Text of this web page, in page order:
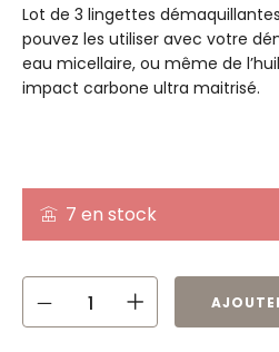
Lot de 3 lingettes
pouvez les utiliser avec votre
eau micellaire, ou même de
impact carbone ultra maitrisé.
7 en stock